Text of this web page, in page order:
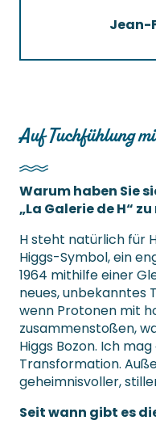
Jean-
Auf Tuchfühlung
Warum haben Sie
„La Galerie de H“
H steht natürlich für
Higgs-Symbol, ein
1964 mithilfe einer
neues, unbekanntes
wenn Protonen mit
zusammenstoßen,
Higgs Bozon. Ich
Transformation.
geheimnisvoller,
Seit wann gibt es